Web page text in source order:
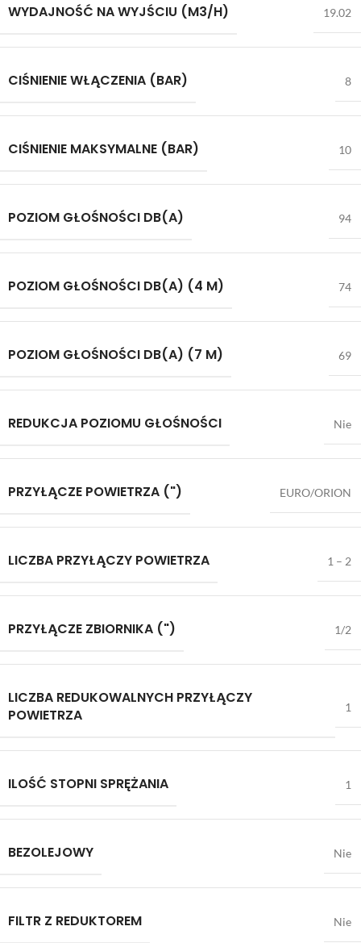
WYDAJNOŚĆ NA WYJŚCIU (M3/H) 19.02
CIŚNIENIE WŁĄCZENIA (BAR) 8
CIŚNIENIE MAKSYMALNE (BAR) 10
POZIOM GŁOŚNOŚCI DB(A) 94
POZIOM GŁOŚNOŚCI DB(A) (4 M) 74
POZIOM GŁOŚNOŚCI DB(A) (7 M) 69
REDUKCJA POZIOMU GŁOŚNOŚCI Nie
PRZYŁĄCZE POWIETRZA (") EURO/ORION
LICZBA PRZYŁĄCZY POWIETRZA 1 – 2
PRZYŁĄCZE ZBIORNIKA (") 1/2
LICZBA REDUKOWALNYCH PRZYŁĄCZY
POWIETRZA
1
ILOŚĆ STOPNI SPRĘŻANIA 1
BEZOLEJOWY Nie
FILTR Z REDUKTOREM Nie